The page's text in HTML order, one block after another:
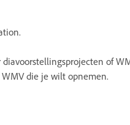
of
die je wilt opnemen.